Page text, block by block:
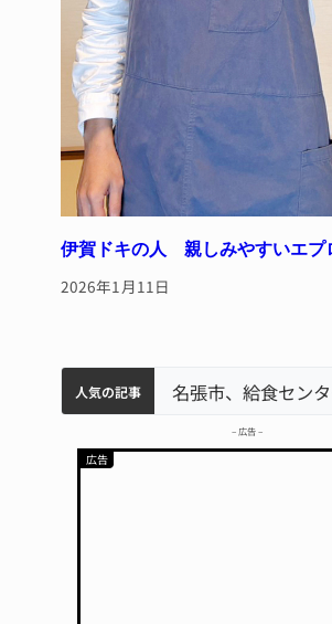
伊賀ドキの人 親しみやすいエプ
2026年1月11日
人気の記事
名張市水道料金47％値上げへ 答申案、審議会で大筋まとまる
中学校の陶壁モニュメント 地元建設会社がボランティアで清掃 伊賀名張市立病院のDMAT、熊本地震の被災地へ 能登以来3回目の派遣
「息子が妊娠させた」母娘だまされ400万円詐欺被害 名張
– 広告 –